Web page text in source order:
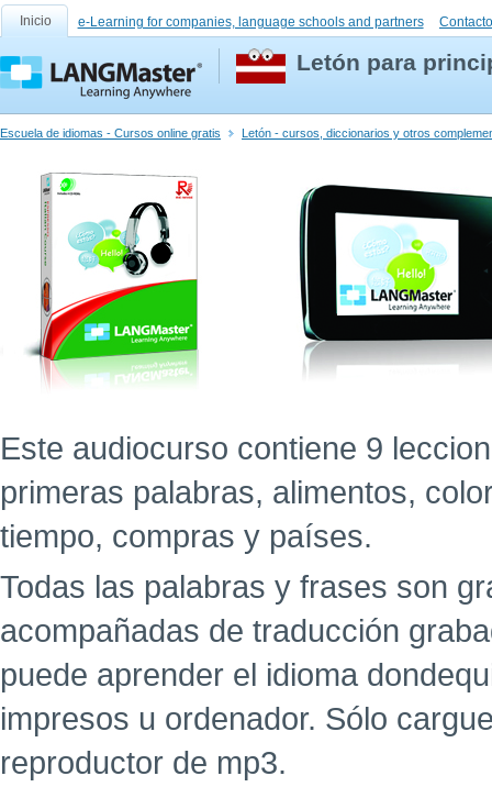
Inicio e-Learning for companies, language schools and partners Contacto
Letón para
Escuela de idiomas - Cursos online gratis Letón - cursos, diccionarios y otros
Este audiocurso contiene 9
primeras palabras, alimentos,
tiempo, compras y países.
Todas las palabras y frases son
acompañadas de traducción
puede aprender el idioma
impresos u ordenador. Sólo
reproductor de mp3.